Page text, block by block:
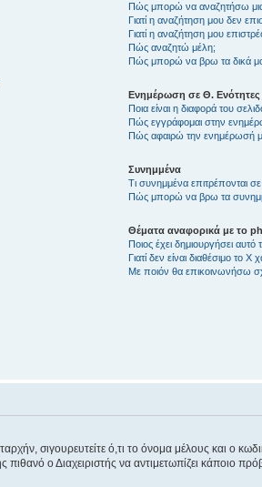
Πώς μπορώ να αναζητήσω μια
Γιατί η αναζήτηση μου δεν
Γιατί η αναζήτηση μου
Πώς αναζητώ μέλη;
Πώς μπορώ να βρω τα δικά
Ενημέρωση σε Θ. Ενότητες
Ποια είναι η διαφορά του
Πώς εγγράφομαι στην
Πώς αφαιρώ την ενημέρωσή
Συνημμένα
Τι συνημμένα επιτρέπονται
Πώς μπορώ να βρω τα
Θέματα αναφορικά με το
Ποιος έχει δημιουργήσει
Γιατί δεν είναι διαθέσιμο το Χ
Με ποιόν θα επικοινωνήσω
σιγουρευτείτε ό,τι το όνομα μέλους και ο
πιθανό ο Διαχειριστής να αντιμετωπίζει κάποιο